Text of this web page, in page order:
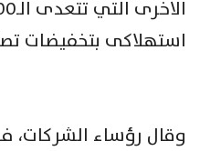
استهلاكى بتخفيضات تصل
وقال رؤساء ‏الشركات،